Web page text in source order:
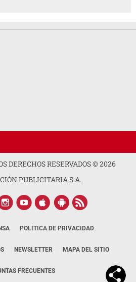
DERECHOS RESERVADOS ©2026
PUBLICITARIA S.A.
POLÍTICA DE PRIVACIDAD
NEWSLETTER MAPA DEL SITIO
FRECUENTES